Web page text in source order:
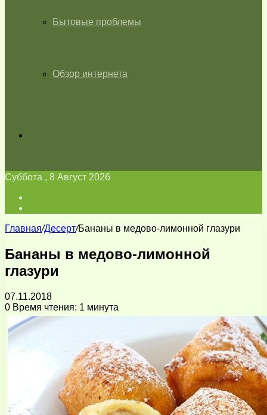
Бытовые проблемы
Обзор интернета
Суббота , 8 Август 2026
Главная/Десерт/Бананы в медово-лимонной глазури
Бананы в медово-лимонной
глазури
07.11.2018
0 Время чтения: 1 минута